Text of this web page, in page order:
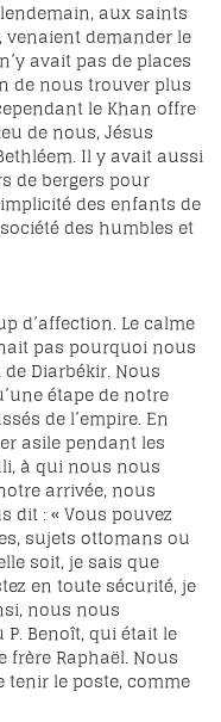
aux saints
demander le
avait pas de places
de nous trouver plus
le Khan offre
de nous, Jésus
Il y avait aussi
de bergers pour
des enfants de
des humbles et
d’affection. Le calme
pas pourquoi nous
Diarbékir. Nous
étape de notre
de l’empire. En
asile pendant les
à qui nous nous
arrivée, nous
dit : « Vous pouvez
sujets ottomans ou
soit, je sais que
en toute sécurité, je
nous nous
Benoît, qui était le
frère Raphaël. Nous
le poste, comme